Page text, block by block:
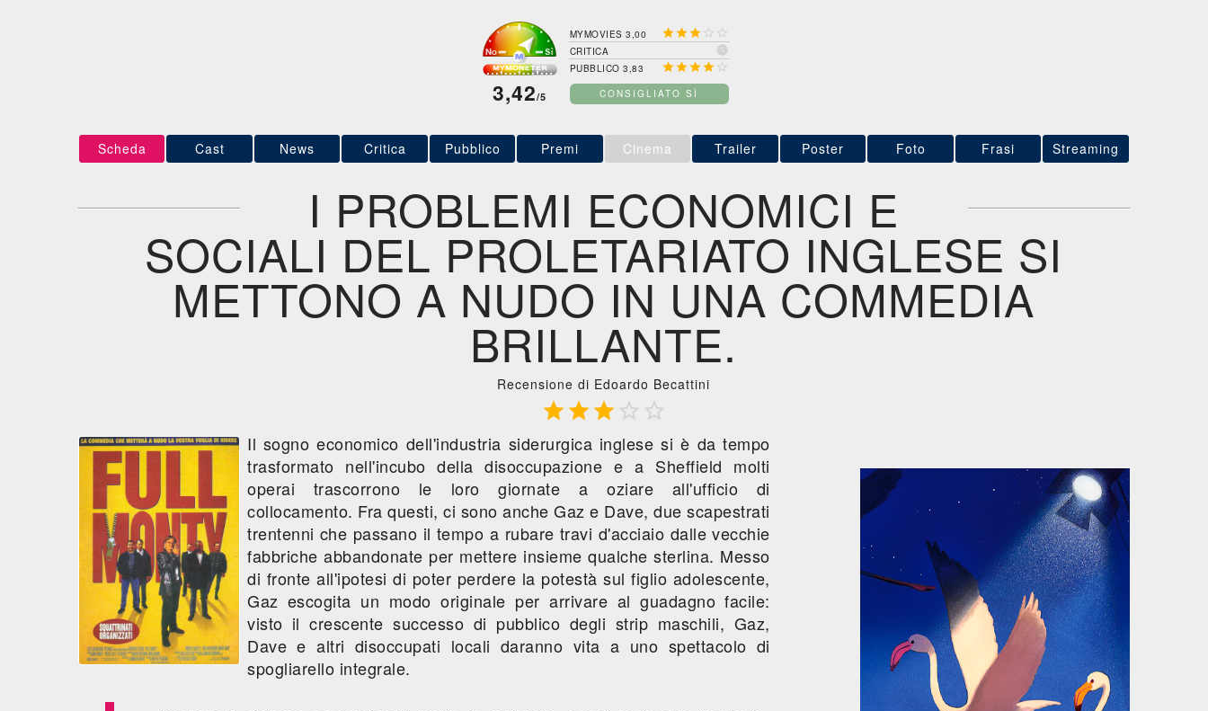
3,42/5
MYMOVIES 3,00   
CRITICA 
PUBBLICO 3,83  
CONSIGLIATO SÌ
Scheda Cast News Critica Pubblico Premi Cinema Trailer Poster Foto Frasi Streaming
I PROBLEMI ECONOMICI E
SOCIALI DEL PROLETARIATO INGLESE SI
METTONO A NUDO IN UNA COMMEDIA
BRILLANTE.
Recensione di Edoardo Becattini
  
Il sogno economico dell'industria siderurgica inglese si è da tempo
trasformato nell'incubo della disoccupazione e a Sheffield molti
operai trascorrono le loro giornate a oziare all'ufficio di
collocamento. Fra questi, ci sono anche Gaz e Dave, due scapestrati
trentenni che passano il tempo a rubare travi d'acciaio dalle vecchie
fabbriche abbandonate per mettere insieme qualche sterlina. Messo
di fronte all'ipotesi di poter perdere la potestà sul figlio adolescente,
Gaz escogita un modo originale per arrivare al guadagno facile:
visto il crescente successo di pubblico degli strip maschili, Gaz,
Dave e altri disoccupati locali daranno vita a uno spettacolo di
spogliarello integrale.